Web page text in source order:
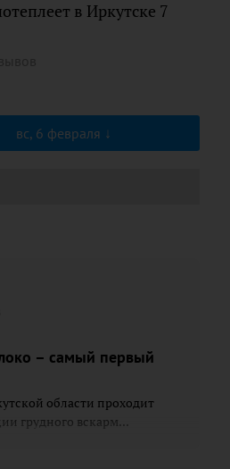
в Иркутске 7
вс, 6 февраля
– самый первый
области проходит
грудного вскарм...